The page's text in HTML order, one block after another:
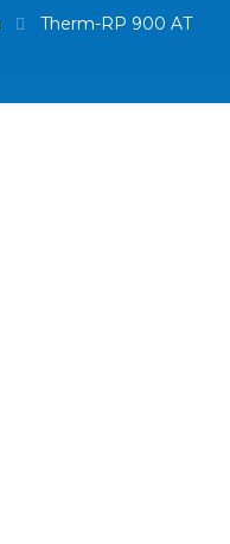
Therm-RP 900 AT